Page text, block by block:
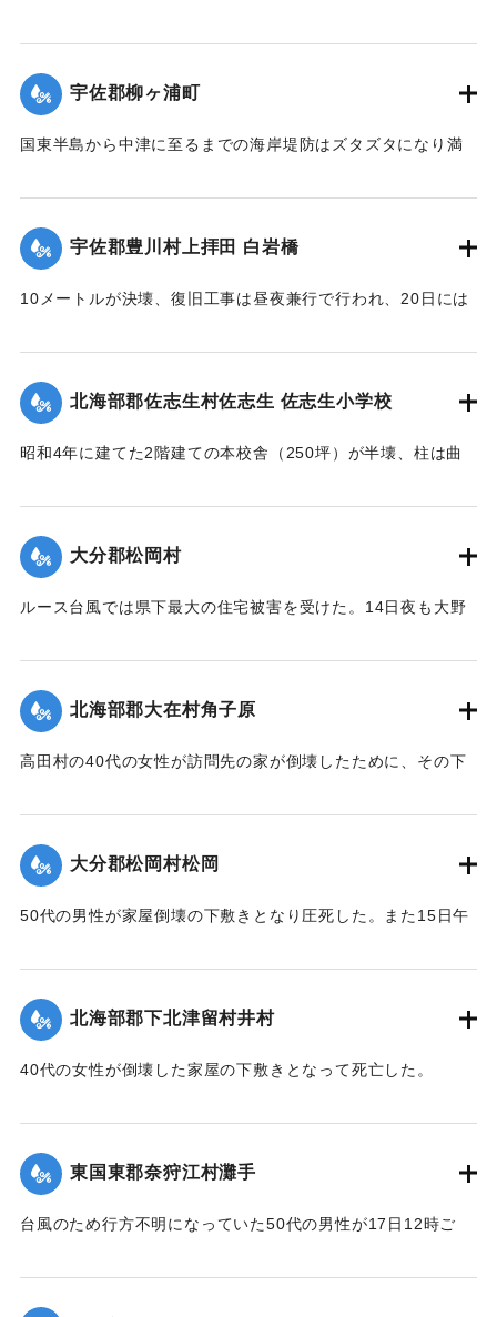
ト
モナレバ一掃ノ災禍ヲ受ケ人馬共ニ徒渉ノ難渋ヲ喫スルコト
幾
ル
私財ヲ醵出位置ヲ再ビ此䖏ニ擇ビ石橋ヲ架設永遠ノ計ヲ為シ
稍
々安堵セルモ去昭和二十六年ノルース台風ノ際一瞬ニシテ流
途ノ光明ハ完全ニ消滅シテ仕舞タノテアル 時ノ両川村長権
保馬氏ト両川村議會長安部邦夫氏ノ聡明ト侠氣トハ快ク地元
数
十万圓ノ巨費ヲ投ジ着工数ヶ月ニシテ縣北屈指ノ雄大堅牢ヲ
挺
身的協力トハ其効績實ニ著大ナモノガアル 僅々五十戸ニ過
ギ
設
サレタ事ハ時代文化ノ餘澤トハ言ヘ實ニ一世ノ奇蹟トシテ交
通
昭和三十一年九月仲秋 院内村 教育委員會
※碑文の画像（2枚目）・翻刻は「デジタル拓本」による。
｜固有コード:
｜固有コード:
宇佐郡柳ヶ浦町
国東半島から中津に至るまでの海岸堤防はズタズタになり満
5か所、計750メートル、中堤防18か所、約450メートルが決
壊した。この場所は海岸堤防からは海水、中堤防からは駅館
川の水が流入し農家の人を悩ませた。16日には農家でない人
宇佐郡豊川村上拝田 白岩橋
10メートルが決壊、復旧工事は昼夜兼行で行われ、20日には
｜固有コード:
北海部郡佐志生村佐志生 佐志生小学校
昭和4年に建てた2階建ての本校舎（250坪）が半壊、柱は曲
全部使用不能に陥り、420名の生徒は教室を失ってしまった。
緊急臨時村議会の結果、割合損害の少ない2階建ての講堂兼教
室に1年2学級と6年2学級を収容、他の8学級300名を桑原、目
したが生徒が多数のため机を入れることもできず、板の間に
｜固有コード:
大分郡松岡村
ルース台風では県下最大の住宅被害を受けた。14日夜も大野
れ被害のひどかった松岡、菰田集落ではわずか9戸のうち住宅
2戸、非住家5戸、死者1人を出した。そのほか建物の全半壊は
310棟を数えた。
【出典：大分合同新聞 1951年10月22日朝刊1面】
北海部郡大在村角子原
高田村の40代の女性が訪問先の家が倒壊したために、その下
｜固有コード:
大分郡松岡村松岡
50代の男性が家屋倒壊の下敷きとなり圧死した。また15日午
防署の調べによると損害17万円。
【出典：大分合同新聞 1951年10月18日朝刊2面】
｜固有コード: 005200115
北海部郡下北津留村井村
40代の女性が倒壊した家屋の下敷きとなって死亡した。
｜固有コード: 005200116
東国東郡奈狩江村灘手
台風のため行方不明になっていた50代の男性が17日12時ご
国東地区署に届け出た。